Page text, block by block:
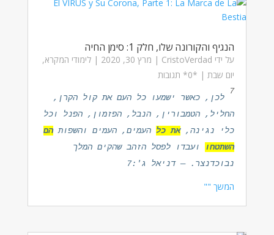
הנגיף והקורונה שלו, חלק 1: סימן החיה
על ידי CristoVerdad
| מרץ 30, 2020 | לימודי המקרא,
יום שבת| ‏*0* תגובות
7
לכן, כאשר ישמעו כל העם את קול הקרן,
החליל, הטמבורין, הנבל, הפזמון, הפנל וכל
כלי נגינה,את כל העמים, העמים והשפותהם
השתטחו
ועבדו לפסל הזהב שהקים המלך
נבוכדנצר. — דניאל ג':7
המשך ""